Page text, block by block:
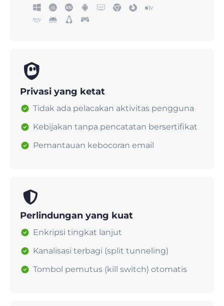
Privasi yang ketat
Tidak ada pelacakan aktivitas pengguna
Kebijakan tanpa pencatatan bersertifikat
Pemantauan kebocoran email
Perlindungan yang kuat
Enkripsi tingkat lanjut
Kanalisasi terbagi (split tunneling)
Tombol pemutus (kill switch) otomatis